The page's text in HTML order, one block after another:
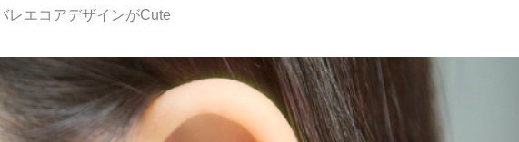
レエコアデザインがCute